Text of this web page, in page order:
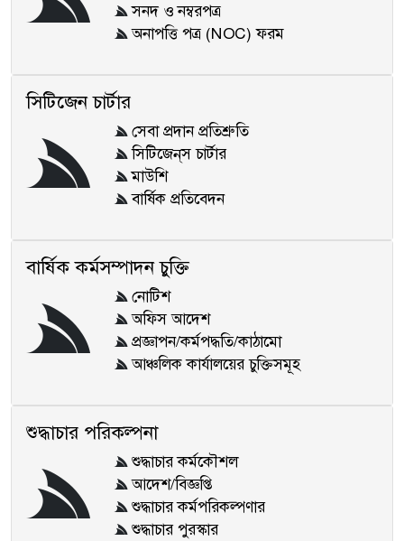
সনদ ও নম্বরপত্র
অনাপত্তি পত্র (NOC) ফরম
সিটিজেন চার্টার
সেবা প্রদান প্রতিশ্রুতি
সিটিজেন্‌স চার্টার
মাউশি
বার্ষিক প্রতিবেদন
বার্ষিক কর্মসম্পাদন চুক্তি
নোটিশ
অফিস আদেশ
প্রজ্ঞাপন/কর্মপদ্ধতি/কাঠামো
আঞ্চলিক কার্যালয়ের চুক্তিসমূহ
শুদ্ধাচার পরিকল্পনা
শুদ্ধাচার কর্মকৌশল
আদেশ/বিজ্ঞপ্তি
শুদ্ধাচার কর্মপরিকল্পণার
শুদ্ধাচার পুরস্কার